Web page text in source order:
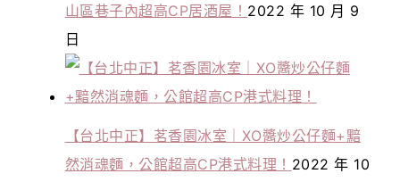
山區巷子內超高CP居酒屋！ 2022 年 10 月 9
日
【台北中正】茗香園冰室｜XO醬炒公仔麵+黯
然消魂麵，公館超高CP港式料理！ 2022 年 10